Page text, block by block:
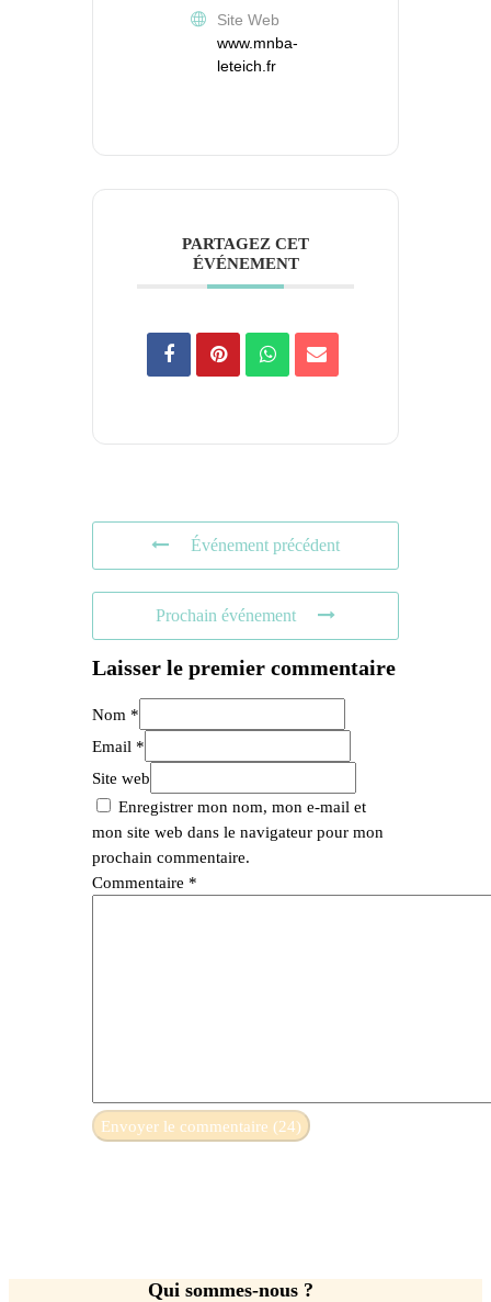
Site Web
www.mnba-
leteich.fr
PARTAGEZ CET
ÉVÉNEMENT
Événement précédent
Prochain événement
Laisser le premier commentaire
Nom *
Email *
Site web
Enregistrer mon nom, mon e-mail et
mon site web dans le navigateur pour mon
prochain commentaire.
Commentaire *
Qui sommes-nous ?